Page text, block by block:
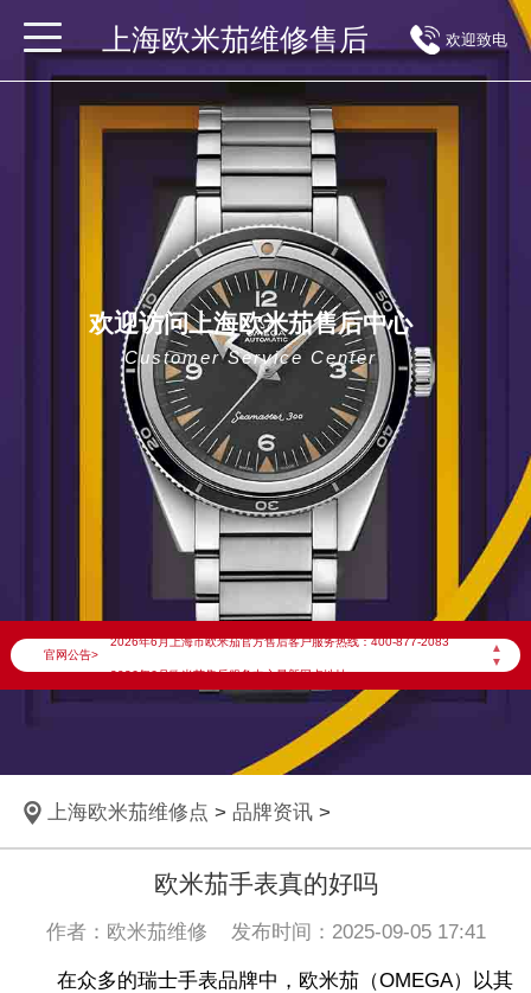
上海欧米茄维修售后 欢迎致电
欢迎访问上海欧米茄售后中心
Customer Service Center
官网公告>
▲
▼
2026年6月欧米茄上海市售后服务网络优化升级公告
2026年6月上海市欧米茄官方售后客户服务热线：400-877-2083
2026年6月欧米茄售后服务中心最新网点地址：
上海市黄浦区南京东路299号宏伊国际广场写字楼8层806室欧米茄售后服务中心（需提前预约）
上海欧米茄维修点 > 品牌资讯>
欧米茄手表真的好吗
作者：欧米茄维修 发布时间：2025-09-05 17:41
在众多的瑞士手表品牌中，欧米茄（OMEGA）以其